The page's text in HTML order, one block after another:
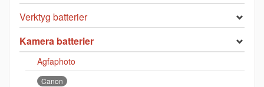
Verktyg batterier
Kamera batterier
Agfaphoto
Canon